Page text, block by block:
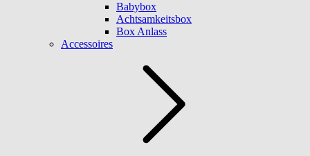
Babybox
Achtsamkeitsbox
Box Anlass
Accessoires